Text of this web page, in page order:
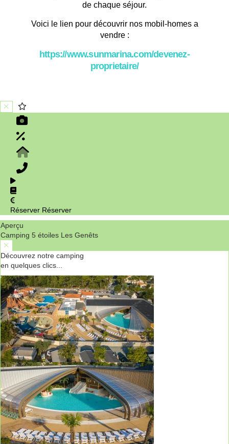
de chaque séjour.
Voici le lien pour découvrir nos mobil-homes a
vendre :
https://www.sunmarina.com/devenez-
proprietaire/
Réserver Réserver
Aperçu
Camping 5 étoiles Les Genêts
Découvrez notre camping
en quelques clics...